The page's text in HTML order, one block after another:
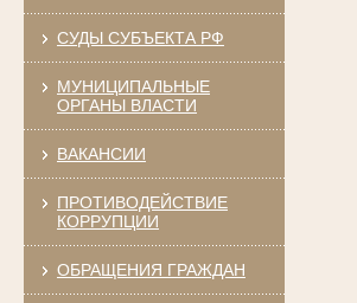
СУДЫ СУБЪЕКТА РФ
МУНИЦИПАЛЬНЫЕ
ОРГАНЫ ВЛАСТИ
ВАКАНСИИ
ПРОТИВОДЕЙСТВИЕ
КОРРУПЦИИ
ОБРАЩЕНИЯ ГРАЖДАН